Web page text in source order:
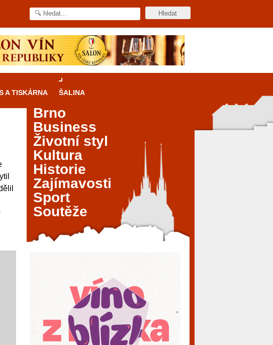
A TISKÁRNA ŠALINA
také
Brno
Business
Životní styl
Kultura
Historie
Zajímavosti
Sport
Soutěže